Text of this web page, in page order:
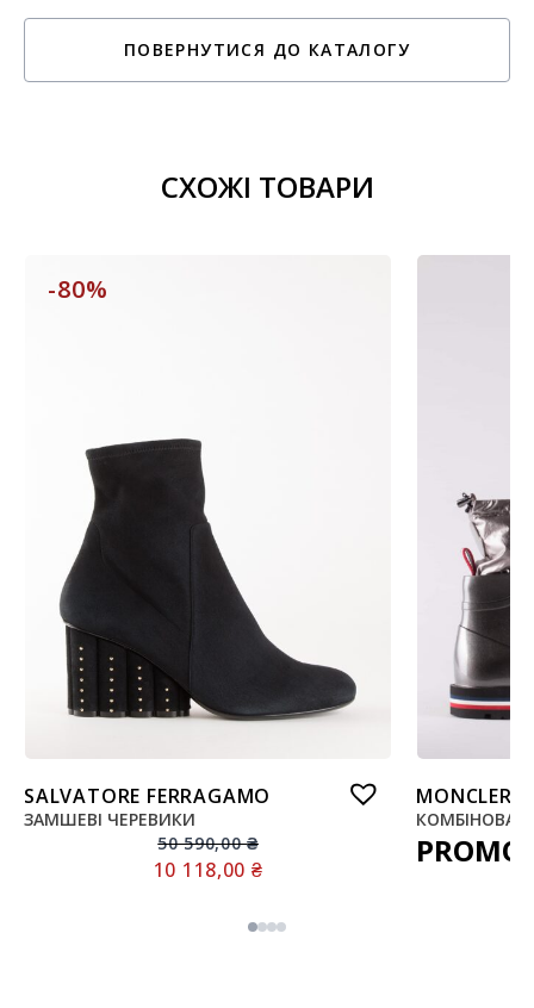
ПОВЕРНУТИСЯ ДО КАТАЛОГУ
СХОЖІ ТОВАРИ
-80%
SALVATORE FERRAGAMO
ЗАМШЕВІ ЧЕРЕВИКИ
50 590,00₴
10 118,00 ₴
MONCLER
PROMO